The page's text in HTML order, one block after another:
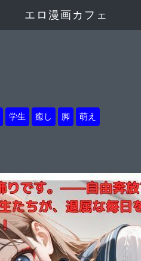
エロ漫画カフェ
学生 癒し 脚 萌え